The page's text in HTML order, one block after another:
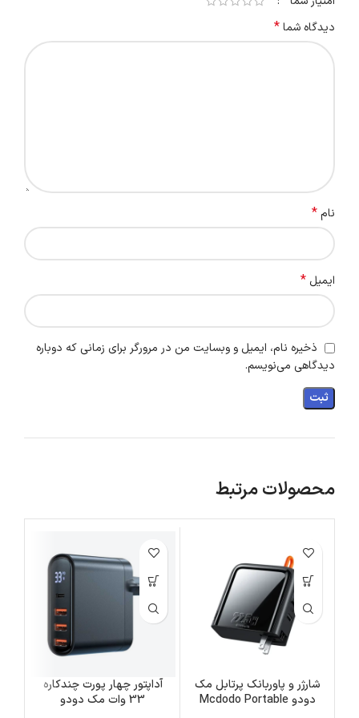
دیدگاه شما*
نام*
ایمیل *
ذخیره نام، ایمیل و وبسایت من در مرورگر برای زمانی که دوباره
دیدگاهی می‌نویسم.
محصولات مرتبط
شارژر و پاوربانک پرتابل مک
دودو Mcdodo Portable
آداپتور چهار پورت چندکاره
33 وات مک دودو